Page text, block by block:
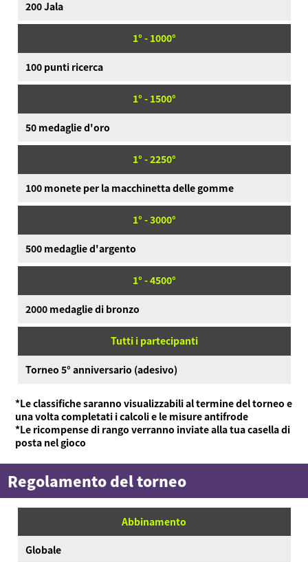
200 Jala
1° - 1000°
100 punti ricerca
1° - 1500°
50 medaglie d'oro
1° - 2250°
100 monete per la macchinetta delle gomme
1° - 3000°
500 medaglie d'argento
1° - 4500°
2000 medaglie di bronzo
Tutti i partecipanti
Torneo 5° anniversario (adesivo)
*Le classifiche saranno visualizzabili al termine del torneo e
una volta completati i calcoli e le misure antifrode
*Le ricompense di rango verranno inviate alla tua casella di
posta nel gioco
Regolamento del torneo
Abbinamento
Globale